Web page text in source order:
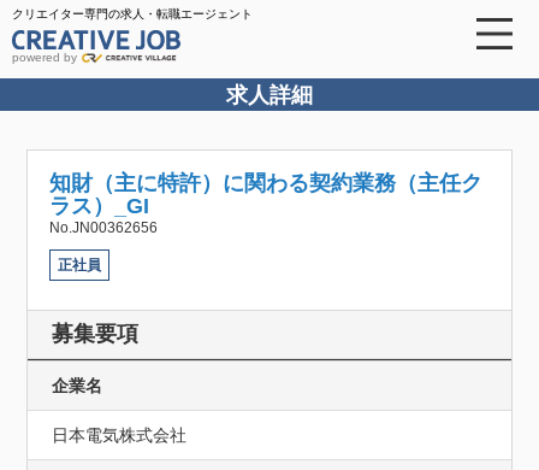
クリエイター専門の求人・転職エージェント
powered by
求人詳細
知財（主に特許）に関わる契約業務（主任ク
ラス）_GI
No.JN00362656
正社員
募集要項
企業名
日本電気株式会社